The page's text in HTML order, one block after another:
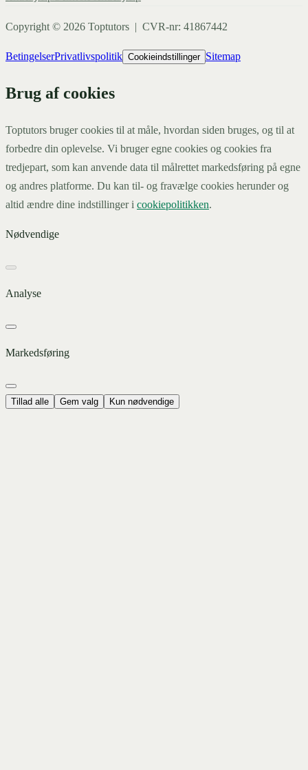
Copyright © 2026 Toptutors | CVR-nr: 41867442
BetingelserPrivatlivspolitik Cookieindstillinger Sitemap
Brug af cookies
Toptutors bruger cookies til at måle, hvordan siden bruges, og til at
forbedre din oplevelse. Vi bruger egne cookies og cookies fra
tredjepart, som kan anvende data til målrettet markedsføring på egne
og andres platforme. Du kan til- og fravælge cookies herunder og
altid ændre dine indstillinger i cookiepolitikken.
Nødvendige
Analyse
Markedsføring
Tillad alle Gem valg Kun nødvendige